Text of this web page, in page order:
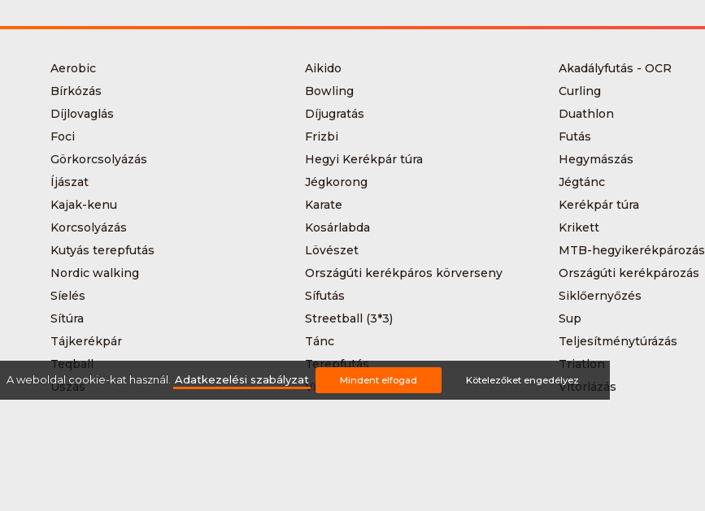
Aerobic Aikido Akadályfutás - OCR
Bírkózás
Bowling Curling
Díjlovaglás
Díjugratás Duathlon
Foci
Frizbi Futás
Görkorcsolyázás
Hegyi Kerékpár túra Hegymászás
Íjászat
Jégkorong Jégtánc
Kajak-kenu
Karate Kerékpár túra
Korcsolyázás
Kosárlabda Krikett
Kutyás terepfutás
Lövészet MTB-hegyikerékpározás
Nordic walking
Országúti kerékpáros körverseny Országúti kerékpározás
Síelés
Sífutás Siklőernyőzés
Sítúra
Streetball (3*3) Sup
Tájkerékpár
Tánc Teljesítménytúrázás
Teqball
Terepfutás Triatlon
Úszás
Via-ferrata Vitorlázás
A weboldal cookie-kat használ. Adatkezelési szabályzat Mindent elfogad Kötelezőket engedélyez